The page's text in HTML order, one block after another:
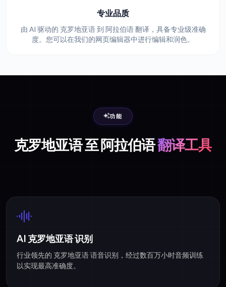
专业品质
由 AI 驱动的 克罗地亚语 到 阿拉伯语 翻译，具备专业级准确
度。您可以在我们的网页编辑器中进行编辑和润色。
功能
克罗地亚语 至 阿拉伯语翻译工具
AI 克罗地亚语 识别
行业领先的 克罗地亚语 语音识别，经过数百万小时音频训练
以实现最高准确度。